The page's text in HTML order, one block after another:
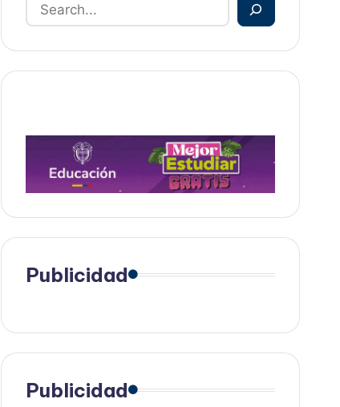
Publicidad
Publicidad